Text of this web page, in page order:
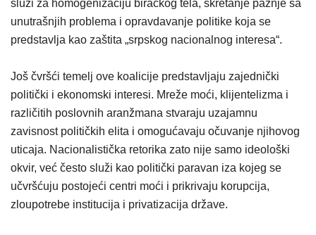
služi za homogenizaciju biračkog tela, skretanje pažnje sa
unutrašnjih problema i opravdavanje politike koja se
predstavlja kao zaštita „srpskog nacionalnog interesa“.
Još čvršći temelj ove koalicije predstavljaju zajednički
politički i ekonomski interesi. Mreže moći, klijentelizma i
različitih poslovnih aranžmana stvaraju uzajamnu
zavisnost političkih elita i omogućavaju očuvanje njihovog
uticaja. Nacionalistička retorika zato nije samo ideološki
okvir, već često služi kao politički paravan iza kojeg se
učvršćuju postojeći centri moći i prikrivaju korupcija,
zloupotrebe institucija i privatizacija države.